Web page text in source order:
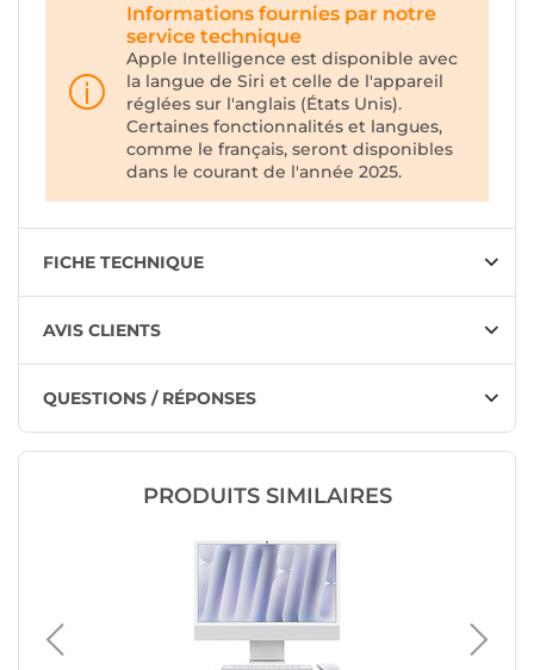
Informations fournies par notre
service technique
Apple Intelligence est disponible avec
la langue de Siri et celle de l'appareil
réglées sur l'anglais (États Unis).
Certaines fonctionnalités et langues,
comme le français, seront disponibles
dans le courant de l'année 2025.
FICHE TECHNIQUE
AVIS CLIENTS
QUESTIONS / RÉPONSES
PRODUITS SIMILAIRES